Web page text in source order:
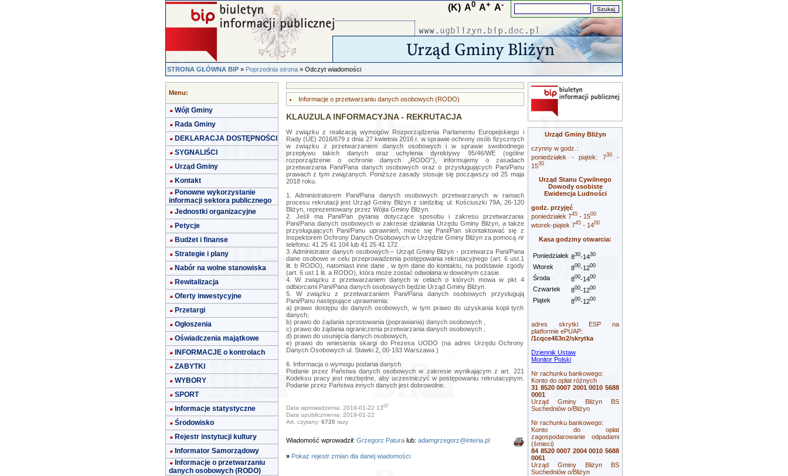
(K) A0 A+ A-
STRONA GŁÓWNA BIP»Poprzednia strona» Odczyt wiadomości
Menu:
Wójt Gminy
Rada Gminy
DEKLARACJA DOSTĘPNOŚCI
SYGNALIŚCI
Urząd Gminy
Kontakt
Ponowne wykorzystanie
informacji sektora publicznego
Jednostki organizacyjne
Petycje
Budżet i finanse
Strategie i plany
Nabór na wolne stanowiska
Rewitalizacja
Oferty inwestycyjne
Przetargi
Ogłoszenia
Oświadczenia majątkowe
INFORMACJE o kontrolach
ZABYTKI
WYBORY
SPORT
Informacje statystyczne
Środowisko
Rejestr instytucji kultury
Informator Samorządowy
Informacje o przetwarzaniu
danych osobowych (RODO)
Informacje o przetwarzaniu danych osobowych (RODO)
KLAUZULA INFORMACYJNA - REKRUTACJA
W związku z realizacją wymogów Rozporządzenia Parlamentu Europejskiego i
Rady (UE) 2016/679 z dnia 27 kwietnia 2016 r. w sprawie ochrony osób fizycznych
w związku z przetwarzaniem danych osobowych i w sprawie swobodnego
przepływu takich danych oraz uchylenia dyrektywy 95/46/WE (ogólne
rozporządzenie o ochronie danych „RODO”), informujemy o zasadach
przetwarzania Pani/Pana danych osobowych oraz o przysługujących Pani/Panu
prawach z tym związanych. Poniższe zasady stosuje się począwszy od 25 maja
2018 roku.
1. Administratorem Pani/Pana danych osobowych przetwarzanych w ramach
procesu rekrutacji jest Urząd Gminy Bliżyn z siedzibą: ul. Kościuszki 79A, 26-120
Bliżyn, reprezentowany przez Wójta Gminy Bliżyn.
2. Jeśli ma Pani/Pan pytania dotyczące sposobu i zakresu przetwarzania
Pani/Pana danych osobowych w zakresie działania Urzędu Gminy Bliżyn, a także
przysługujących Pani/Panu uprawnień, może się Pani/Pan skontaktować się z
Inspektorem Ochrony Danych Osobowych w Urzędzie Gminy Bliżyn za pomocą nr
telefonu: 41 25 41 104 lub 41 25 41 172
3. Administrator danych osobowych – Urząd Gminy Bliżyn - przetwarza Pani/Pana
dane osobowe w celu przeprowadzenia postępowania rekrutacyjnego (art. 6 ust.1
lit. b RODO), natomiast inne dane , w tym dane do kontaktu, na podstawie zgody
(art. 6 ust 1 lit. a RODO), która może zostać odwołana w dowolnym czasie.
4. W związku z przetwarzaniem danych w celach o których mowa w pkt 4
odbiorcami Pani/Pana danych osobowych będzie Urząd Gminy Bliżyn.
5. W związku z przetwarzaniem Pani/Pana danych osobowych przysługują
Pani/Panu następujące uprawnienia:
a) prawo dostępu do danych osobowych, w tym prawo do uzyskania kopii tych
danych;
b) prawo do żądania sprostowania (poprawiania) danych osobowych ,
c) prawo do żądania ograniczenia przetwarzania danych osobowych ,
d) prawo do usunięcia danych osobowych,
e) prawo do wniesienia skargi do Prezesa UODO (na adres Urzędu Ochrony
Danych Osobowych ul. Stawki 2, 00-193 Warszawa )
6. Informacja o wymogu podania danych
Podanie przez Państwa danych osobowych w zakresie wynikającym z art. 221
Kodeksu pracy jest niezbędne, aby uczestniczyć w postępowaniu rekrutacyjnym.
Podanie przez Państwa innych danych jest dobrowolne.
Data wprowadzenia: 2019-01-22 1307
Data upublicznienia: 2019-01-22
Art. czytany: 6720 razy
Wiadomość wprowadził: Grzegorz Paturalub: adamgrzegorz@interia.pl
» Pokaż rejestr zmian dla danej wiadomości
Urząd Gminy Bliżyn
czynny w godz.:
poniedziałek - piątek: 730-
1530
Urząd Stanu Cywilnego
Dowody osobiste
Ewidencja Ludności
godz. przyjęć
poniedziałek 745 - 1500
wtorek-piątek 745 - 1400
Kasa godziny otwarcia:
Poniedziałek 830-1430
Wtorek 800-1200
Środa 800-1400
Czwartek 800-1200
Piątek 800-1200
adres skrytki ESP na
platformie ePUAP:
/1cqce463n2/skrytka
Dziennik Ustaw
Monitor Polski
Nr rachunku bankowego:
Konto do opłat różnych
31 8520 0007 2001 0010 5688
0001
Urząd Gminy Bliżyn BS
Suchedniów o/Bliżyn
Nr rachunku bankowego:
Konto do opłat
zagospodarowanie odpadami
(śmieci)
84 8520 0007 2004 0010 5688
0061
Urząd Gminy Bliżyn BS
Suchedniów o/Bliżyn